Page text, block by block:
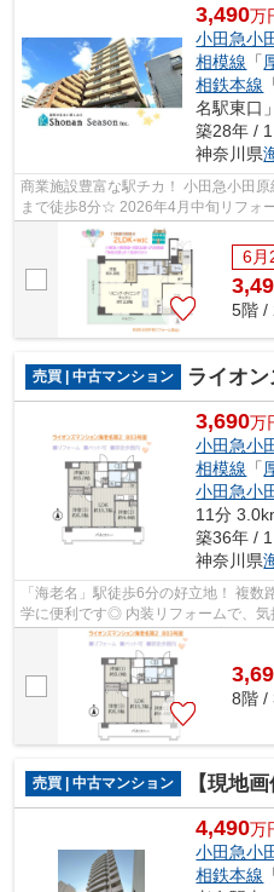
3,490万
小田急小
相模線 「
相鉄本線
名駅東口
築28年 /
神奈川県
商業施設豊富な駅チカ！ 小田急小田
まで徒歩8分☆ 2026年4月中旬リフォ
トできます♪ 嬉しい「ペット可」マンシ
6月
5階 /
売買 | 中古マンション ライオン
3,690万
小田急小
相模線 「
小田急小
11分
築36年 /
神奈川県
「海老名」駅徒歩6分の好立地！ 複
学に便利です◎ 内装リフォームで、気
☆（2026.7月完工） ペット飼育可☆
8階 /
売買 | 中古マンション 【現地画
4,490万
小田急小
相鉄本線